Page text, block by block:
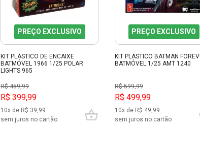
PREÇO EXCLUSIVO
KIT PLÁSTICO DE ENCAIXE
BATMÓVEL 1966 1/25 POLAR
LIGHTS 965
R$ 459,99
R$ 399,99
10x de R$ 39,99
sem juros no cartão
PREÇO EXCLUSIVO
KIT PLÁSTICO BATMAN
BATMÓVEL 1/25 AMT 1240
R$ 599,99
R$ 499,99
10x de R$ 49,99
sem juros no cartão